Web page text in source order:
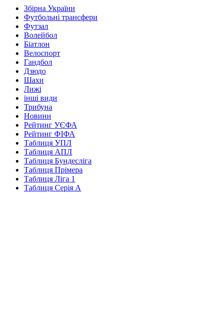
Збірна України
Футбольні трансфери
Футзал
Волейбол
Біатлон
Велоспорт
Гандбол
Дзюдо
Шахи
Лижі
інші види
Трибуна
Новини
Рейтинг УЄФА
Рейтинг ФІФА
Таблиця УПЛ
Таблиця АПЛ
Таблиця Бундесліга
Таблиця Прімера
Таблиця Ліга 1
Таблиця Серія А